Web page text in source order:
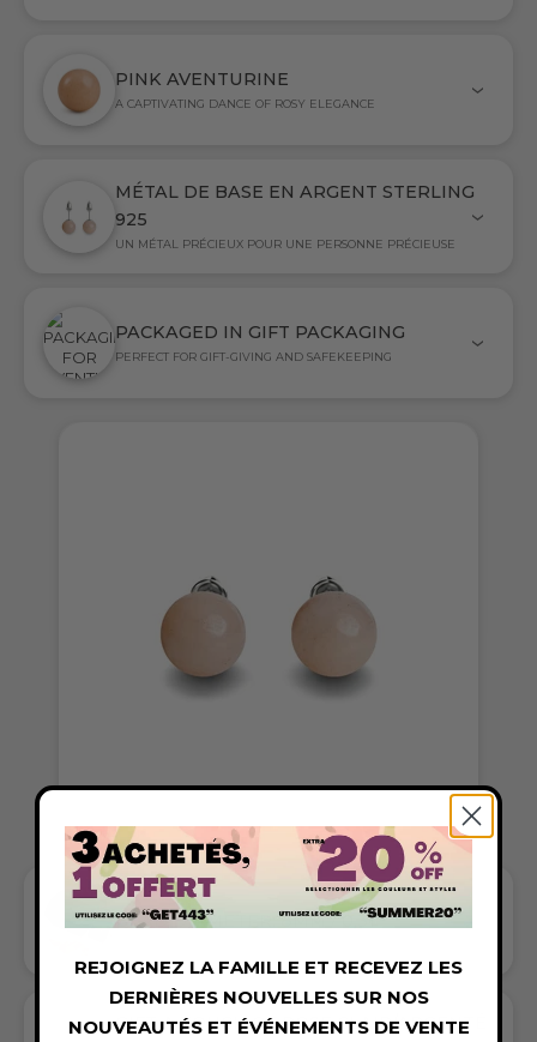
PINK AVENTURINE
A CAPTIVATING DANCE OF ROSY ELEGANCE
MÉTAL DE BASE EN ARGENT STERLING
925
UN MÉTAL PRÉCIEUX POUR UNE PERSONNE PRÉCIEUSE
PACKAGED IN GIFT PACKAGING
PERFECT FOR GIFT-GIVING AND SAFEKEEPING
BEAD DIAMETER: 8MM / 0.31"
GIFT A TOUCH OF ROSE CLAIR/ARGENTÉ
REJOIGNEZ LA FAMILLE ET RECEVEZ LES
DERNIÈRES NOUVELLES SUR NOS
NOUVEAUTÉS ET ÉVÉNEMENTS DE VENTE